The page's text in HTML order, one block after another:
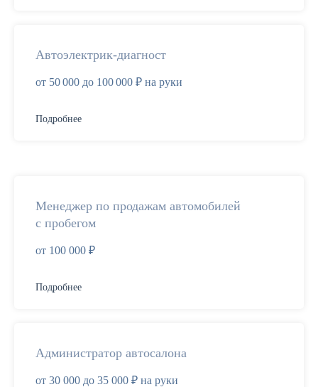
Автоэлектрик-диагност
от 50 000 до 100 000 ₽ на руки
Подробнее
Менеджер по продажам автомобилей
с пробегом
от 100 000 ₽
Подробнее
Администратор автосалона
от 30 000 до 35 000 ₽ на руки